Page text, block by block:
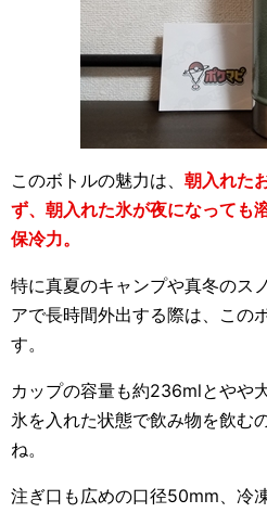
このボトルの魅力は、 朝入れた
ず、朝入れた氷が夜になっても
保冷力。
特に真夏のキャンプや真冬のス
アで長時間外出する際は、この
す。
カップの容量も約236mlとやや
氷を入れた状態で飲み物を飲む
ね。
注ぎ口も広めの口径50mm、冷